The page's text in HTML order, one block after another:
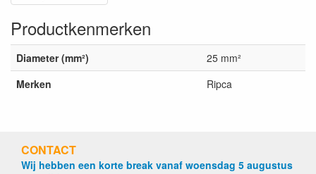
Productkenmerken
Diameter (mm²)
25 mm²
Merken
Ripca
CONTACT
Wij hebben een korte break vanaf woensdag 5 augustus